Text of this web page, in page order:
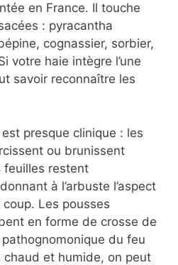
en France. Il touche
: pyracantha
cognassier, sorbier,
votre haie intègre l’une
savoir reconnaître les
presque clinique : les
ou brunissent
feuilles restent
à l’arbuste l’aspect
coup. Les pousses
en forme de crosse de
pathognomonique du feu
et humide, on peut